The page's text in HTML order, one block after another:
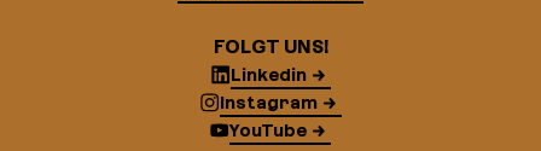
FOLGT UNS!
Linkedin
Instagram
YouTube